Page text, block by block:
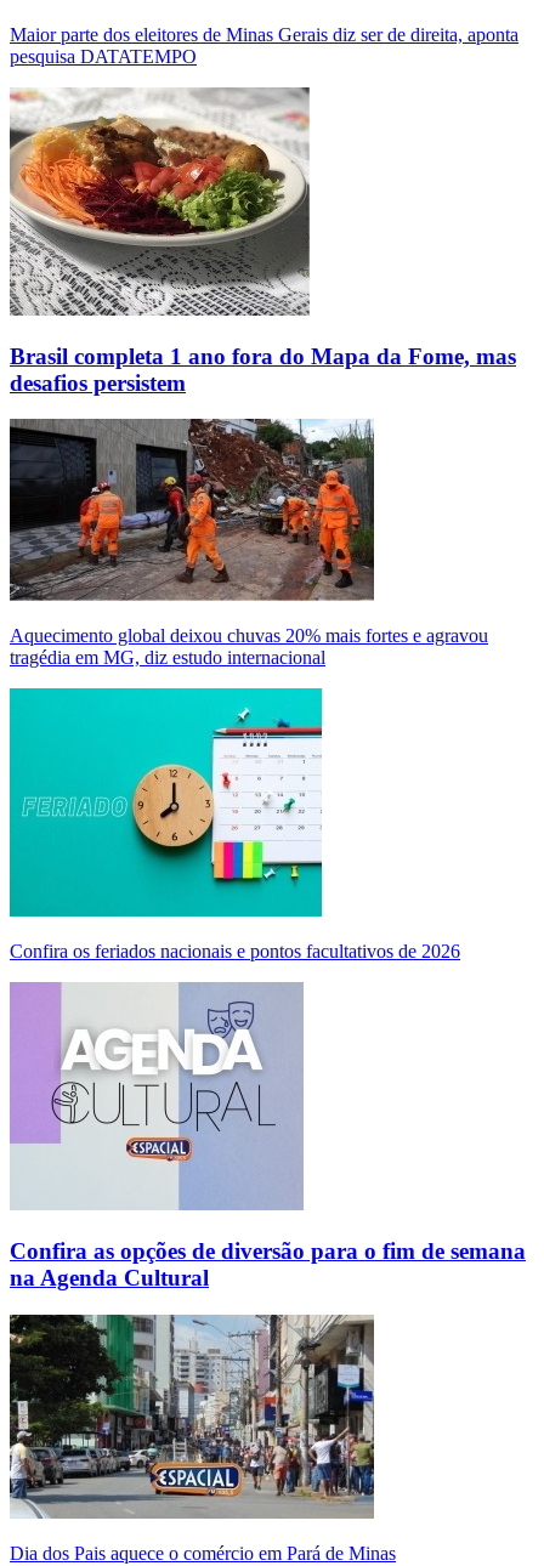
Maior parte dos eleitores de Minas Gerais diz ser de direita, aponta
pesquisa DATATEMPO
Brasil completa 1 ano fora do Mapa da Fome, mas
desafios persistem
Aquecimento global deixou chuvas 20% mais fortes e agravou
tragédia em MG, diz estudo internacional
Confira os feriados nacionais e pontos facultativos de 2026
Confira as opções de diversão para o fim de semana
na Agenda Cultural
Dia dos Pais aquece o comércio em Pará de Minas